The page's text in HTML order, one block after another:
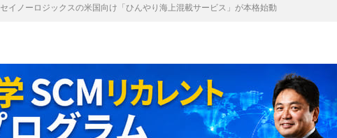
セイノーロジックスの米国向け「ひんやり海上混載サービス」が本格始動